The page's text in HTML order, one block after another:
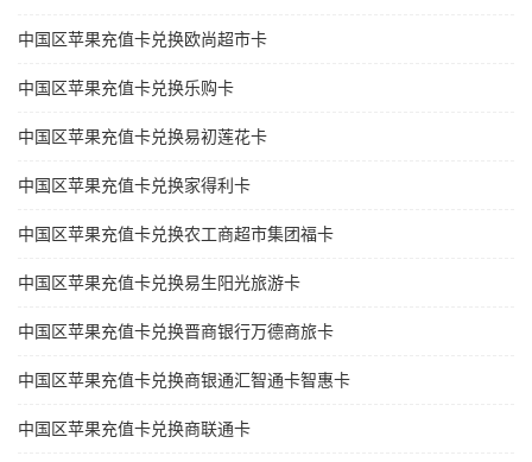
中国区苹果充值卡兑换欧尚超市卡
中国区苹果充值卡兑换乐购卡
中国区苹果充值卡兑换易初莲花卡
中国区苹果充值卡兑换家得利卡
中国区苹果充值卡兑换农工商超市集团福卡
中国区苹果充值卡兑换易生阳光旅游卡
中国区苹果充值卡兑换晋商银行万德商旅卡
中国区苹果充值卡兑换商银通汇智通卡智惠卡
中国区苹果充值卡兑换商联通卡